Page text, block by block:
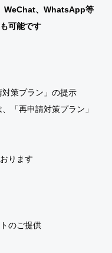
、WhatsApp等
可能です
対策プラン」の提示
「再申請対策プラン」
ります
のご提供